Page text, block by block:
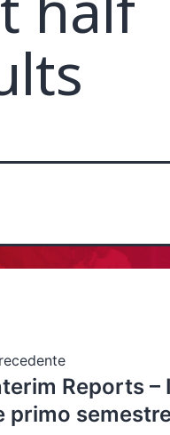
Reports –
primo